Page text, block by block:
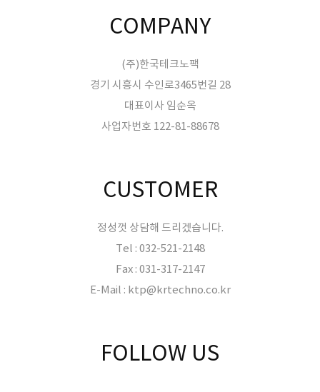
COMPANY
(주)한국테크노팩
경기 시흥시 수인로3465번길 28
대표이사 임순옥
사업자번호 122-81-88678
CUSTOMER
정성껏 상담해 드리겠습니다.
Tel : 032-521-2148
Fax : 031-317-2147
E-Mail : ktp@krtechno.co.kr
FOLLOW US